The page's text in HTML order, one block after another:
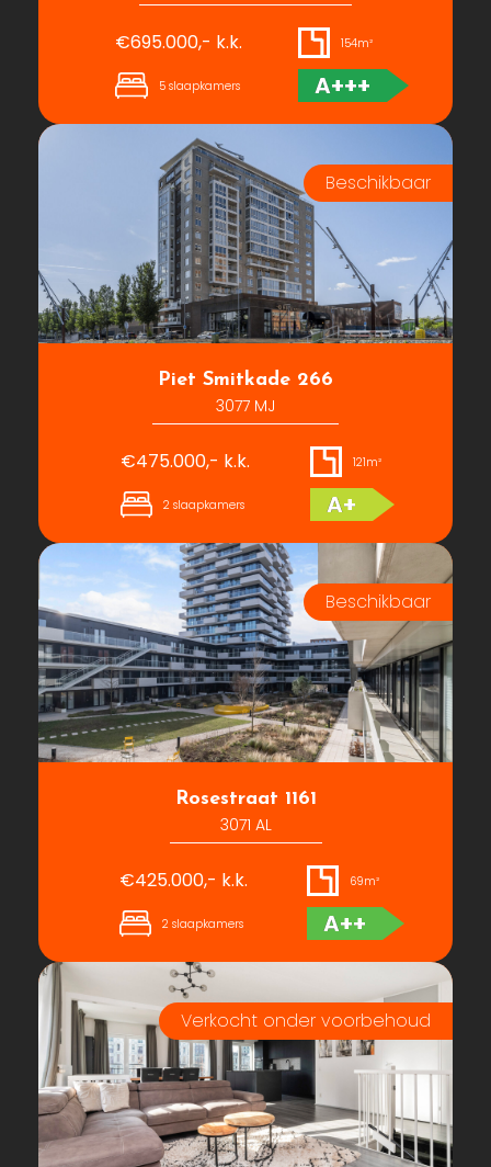
€695.000,- k.k. 154m²
5 slaapkamers A+++
Piet Smitkade 266
3077 MJ
€475.000,- k.k. 121m²
2 slaapkamers A+
Rosestraat 1161
3071 AL
€425.000,- k.k. 69m²
2 slaapkamers A++